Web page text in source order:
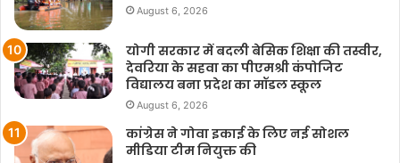
August 6, 2026
योगी सरकार में बदली बेसिक शिक्षा की तस्वीर,
देवरिया के सहवा का पीएमश्री कंपोजिट
विद्यालय बना प्रदेश का मॉडल स्कूल
August 6, 2026
कांग्रेस ने गोवा इकाई के लिए नई सोशल
मीडिया टीम नियुक्त की